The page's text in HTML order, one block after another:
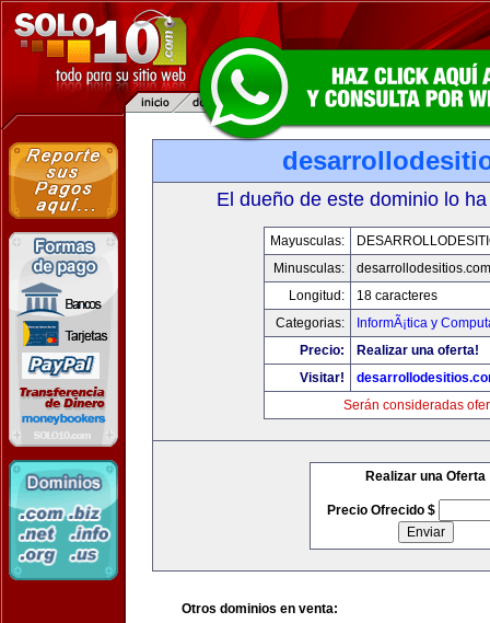
El dueño de este dominio lo
Mayusculas:
Minusculas:
desarrollodesitios.com
Longitud:
18 caracteres
Categorias:
InformÃ¡tica y
Precio:
Realizar una oferta!
Visitar!
Serán consideradas
Realizar una Oferta
Precio Ofrecido $
Otros dominios en venta: